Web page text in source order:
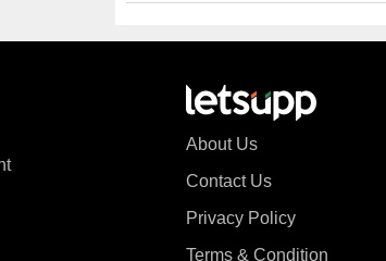
About Us
Contact Us
Privacy Policy
Terms & Condition